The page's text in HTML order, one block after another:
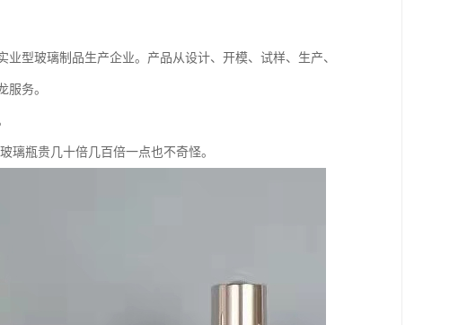
型玻璃制品生产企业。产品从设计、开模、试样、生产、
服务。
璃瓶贵几十倍几百倍一点也不奇怪。